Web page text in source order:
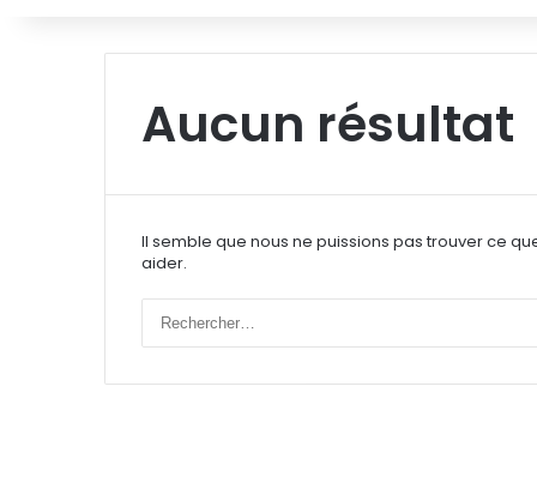
Aucun résultat
Il semble que nous ne puissions pas trouver ce
aider.